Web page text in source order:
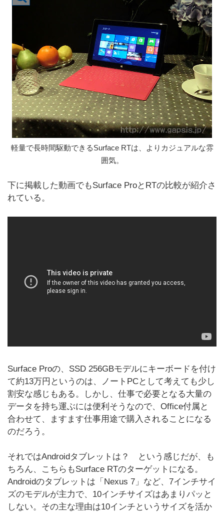
軽量で長時間駆動できるSurface RTは、よりカジュアルな雰
囲気。
下に掲載した動画でもSurface ProとRTの比較が紹介さ
れている。
Surface Proの、SSD 256GBモデルにキーボードを付け
て約13万円というのは、ノートPCとして考えても少し
割安な感じもある。しかし、仕事で必要となる大量の
データを持ち運ぶには便利そうなので、Office付属と
合わせて、ますます仕事用途で購入されることになる
のだろう。
それではAndroidタブレットは？ という感じだが、も
ちろん、こちらもSurface RTのターゲットになる。
Androidのタブレットは「Nexus 7」など、7インチサイ
ズのモデルが主力で、10インチサイズはあまりパッと
しない。その主な理由は10インチというサイズを活か